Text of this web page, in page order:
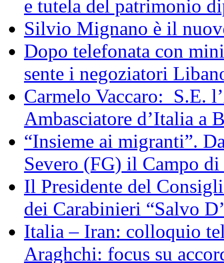
e tutela del patrimonio
Silvio Mignano è il
Dopo telefonata con
sente i negoziatori
Carmelo Vaccaro: S.E.
Ambasciatore d’Italia a
“Insieme ai migranti”.
Severo (FG) il Campo
Il Presidente del
dei Carabinieri “Salvo
Italia – Iran: colloquio
Araghchi: focus su